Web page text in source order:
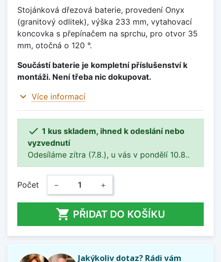
Stojánková dřezová baterie, provedení Onyx
(granitový odlitek), výška 233 mm, vytahovací
koncovka s přepínačem na sprchu, pro otvor 35
mm, otočná o 120 °.
Součástí baterie je kompletní příslušenství k
montáži. Není třeba nic dokupovat.
expand_more Více informací
 1 kus skladem, ihned k odeslání nebo
vyzvednutí
Odesíláme zítra (7.8.), u vás v pondělí 10.8..
Počet − +
 PŘIDAT DO KOŠÍKU
Jakýkoliv dotaz? Rádi vám